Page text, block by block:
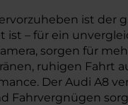
ist
– für ein
sorgen für
ruhigen Fahrt
Der Audi A8
Fahrvergnügen